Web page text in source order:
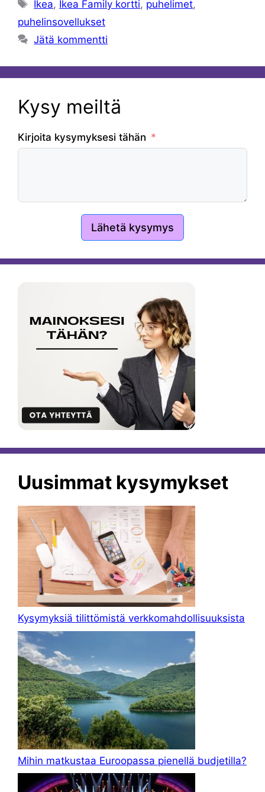
Ikea, Ikea Family kortti, puhelimet,
puhelinsovellukset
Jätä kommentti
Kysy meiltä
Kirjoita kysymyksesi tähän
Lähetä kysymys
Uusimmat kysymykset
Kysymyksiä tilittömistä verkkomahdollisuuksista
Mihin matkustaa Euroopassa pienellä budjetilla?